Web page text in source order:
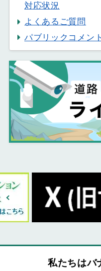
対応状況
よくあるご質問
パブリックコメント
私たちはバ